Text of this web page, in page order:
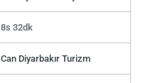
8s 32dk
Can Diyarbakır Turizm